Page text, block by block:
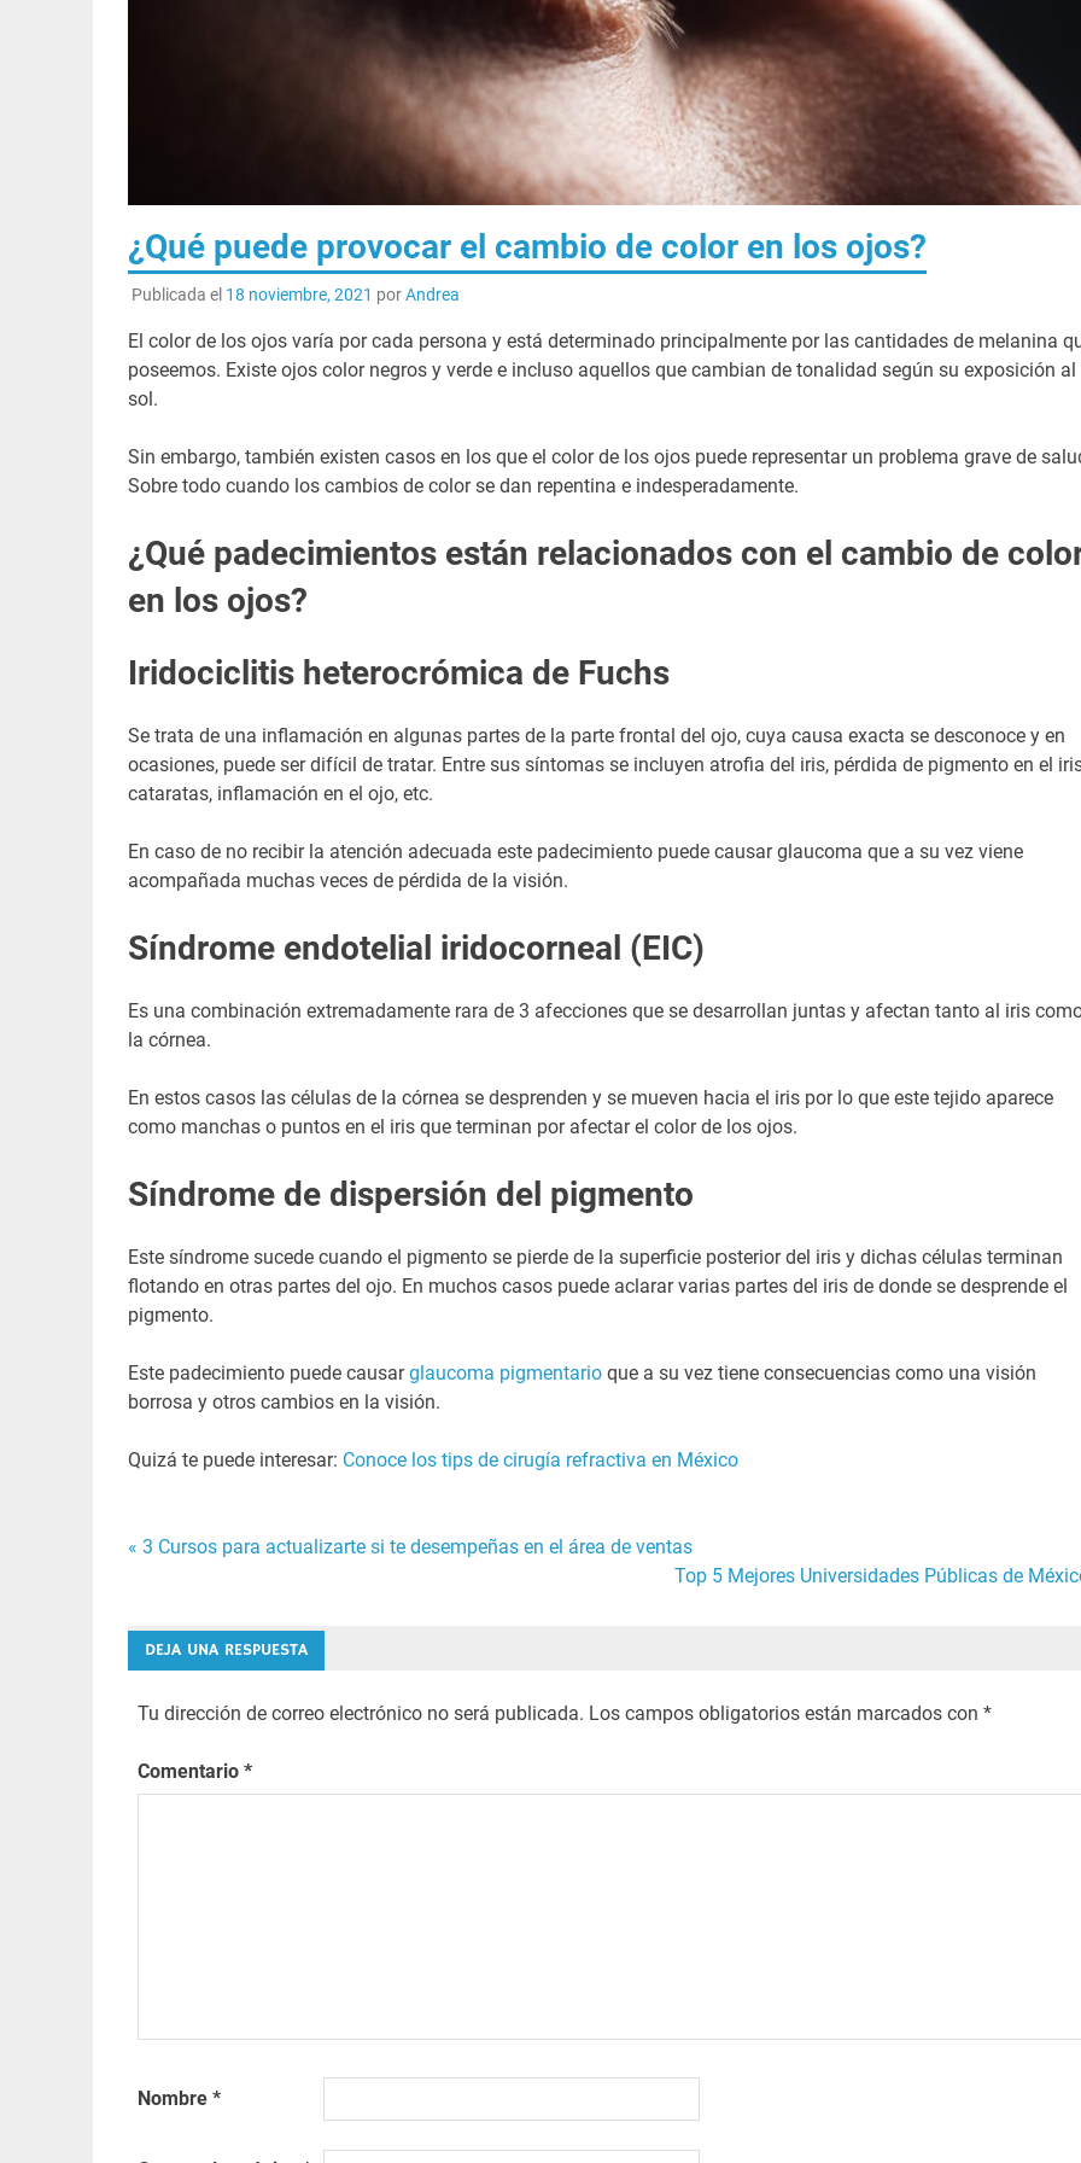
¿Qué puede provocar el cambio de color en los ojos?
Publicada el 18 noviembre, 2021 porAndrea
El color de los ojos varía por cada persona y está determinado principalmente por las cantidades de melanina
poseemos. Existe ojos color negros y verde e incluso aquellos que cambian de tonalidad según su exposición al
sol.
Sin embargo, también existen casos en los que el color de los ojos puede representar un problema grave de
Sobre todo cuando los cambios de color se dan repentina e indesperadamente.
¿Qué padecimientos están relacionados con el cambio de
en los ojos?
Iridociclitis heterocrómica de Fuchs
Se trata de una inflamación en algunas partes de la parte frontal del ojo, cuya causa exacta se desconoce y en
ocasiones, puede ser difícil de tratar. Entre sus síntomas se incluyen atrofia del iris, pérdida de pigmento en el
cataratas, inflamación en el ojo, etc.
En caso de no recibir la atención adecuada este padecimiento puede causar glaucoma que a su vez viene
acompañada muchas veces de pérdida de la visión.
Síndrome endotelial iridocorneal (EIC)
Es una combinación extremadamente rara de 3 afecciones que se desarrollan juntas y afectan tanto al iris
la córnea.
En estos casos las células de la córnea se desprenden y se mueven hacia el iris por lo que este tejido aparece
como manchas o puntos en el iris que terminan por afectar el color de los ojos.
Síndrome de dispersión del pigmento
Este síndrome sucede cuando el pigmento se pierde de la superficie posterior del iris y dichas células terminan
flotando en otras partes del ojo. En muchos casos puede aclarar varias partes del iris de donde se desprende el
pigmento.
Este padecimiento puede causarglaucoma pigmentarioque a su vez tiene consecuencias como una visión
borrosa y otros cambios en la visión.
Quizá te puede interesar: Conoce los tips de cirugía refractiva en México
de
entradas
« 3 Cursos para actualizarte si te desempeñas en el área de ventas
Top 5 Mejores Universidades Públicas de
DEJA UNA RESPUESTA
Tu dirección de correo electrónico no será publicada. Los campos obligatorios están marcados con *
Comentario *
Nombre *